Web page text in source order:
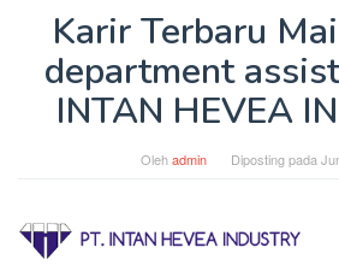
Karir Terbaru
department
INTAN HEVEA
Olehadmin Diposting pada